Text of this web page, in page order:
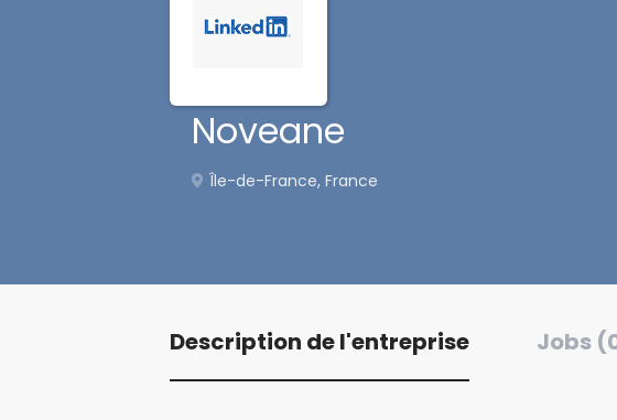
Noveane
Île-de-France, France
Description de l'entreprise Jobs